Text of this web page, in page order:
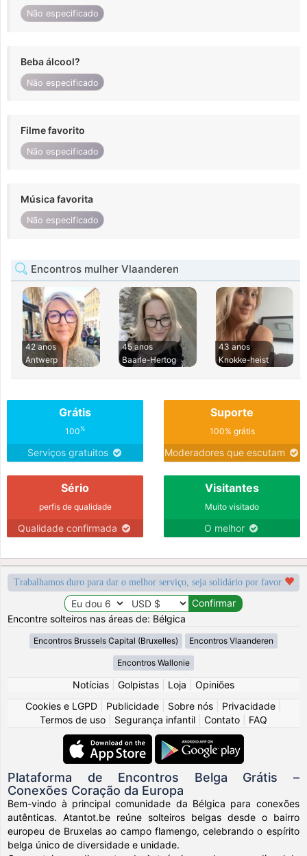
Não especificado
Beba álcool?
Não especificado
Filme favorito
Não especificado
Música favorita
Não especificado
Encontros mulher Vlaanderen
42 anos
Antwerp
45 anos
Baarle-Hertog
43 anos
Knokke-heist
Grátis
100%
Serviços gratuitos
Suporte
100% grátis
Moderadores que escutam
Sério
perfis de qualidade
Qualidade confirmada
Visitantes
Muito visitado
O melhor
Trabalhamos duro para dar o melhor serviço, seja solidário por favor
Encontre solteiros nas áreas de: Bélgica
Encontros Brussels Capital (Bruxelles) Encontros Vlaanderen
Encontros Wallonie
Notícias Golpistas Loja
Opiniões
Cookies e LGPD
Publicidade Sobre nós Privacidade
Termos de uso
Segurança infantil Contato FAQ
Plataforma de Encontros Belga Grátis –
Conexões Coração da Europa
Bem-vindo à principal comunidade da Bélgica para conexões
autênticas. Atantot.be reúne solteiros belgas desde o bairro
europeu de Bruxelas ao campo flamengo, celebrando o espírito
belga único de diversidade e unidade.